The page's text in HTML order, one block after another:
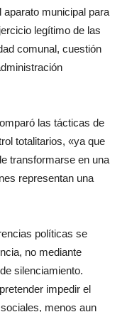
aparato municipal para
legítimo de las
comunal, cuestión
las tácticas de
totalitarios, «ya que
transformarse en una
representan una
políticas se
no mediante
silenciamiento.
impedir el
menos aun